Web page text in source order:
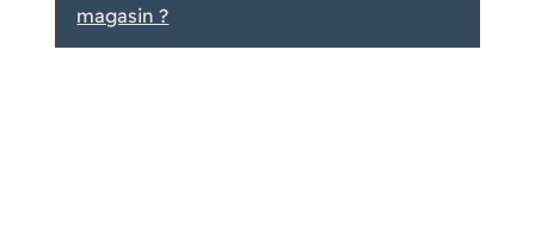
magasin ?